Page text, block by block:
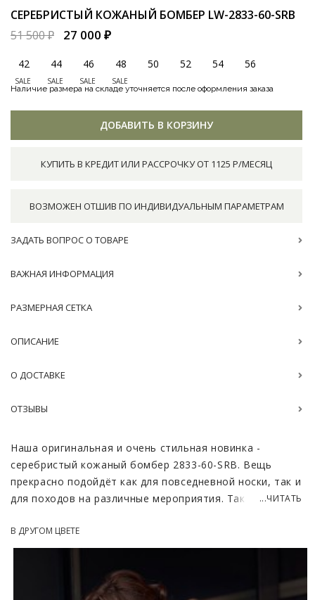
СЕРЕБРИСТЫЙ КОЖАНЫЙ БОМБЕР LW-2833-60-SRB
51 500 ₽
27 000 ₽
42
SALE
44
SALE
46
SALE
48
SALE
50 52 54 56
Наличие размера на складе уточняется после оформления заказа
ДОБАВИТЬ В КОРЗИНУ
КУПИТЬ В КРЕДИТ ИЛИ РАССРОЧКУ ОТ 1125 Р/МЕСЯЦ
ВОЗМОЖЕН ОТШИВ ПО ИНДИВИДУАЛЬНЫМ ПАРАМЕТРАМ
ЗАДАТЬ ВОПРОС О ТОВАРЕ
ВАЖНАЯ ИНФОРМАЦИЯ
РАЗМЕРНАЯ СЕТКА
ОПИСАНИЕ
О ДОСТАВКЕ
ОТЗЫВЫ
Наша оригинальная и очень стильная новинка -
серебристый кожаный бомбер 2833-60-SRB. Вещь
прекрасно подойдёт как для повседневной носки, так и
для походов на различные мероприятия. Такая модель
Изделие изготовлено из натуральной кожи. Кожа
приятная на ощупь. Несмотря на свой светлый цвет
модель стойка к загрязнениям, а также к
...ЧИТАТЬ
В ДРУГОМ ЦВЕТЕ